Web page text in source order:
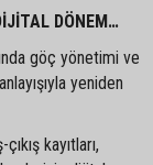
DÖNEM…
göç yönetimi ve
yeniden
kayıtları,